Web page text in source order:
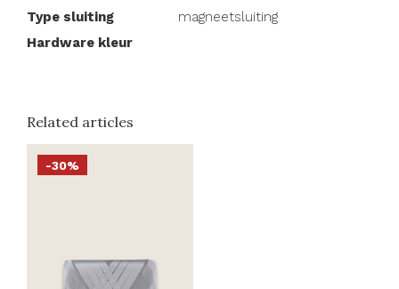
Type sluiting
magneetsluiting
Hardware kleur
Related articles
-30%